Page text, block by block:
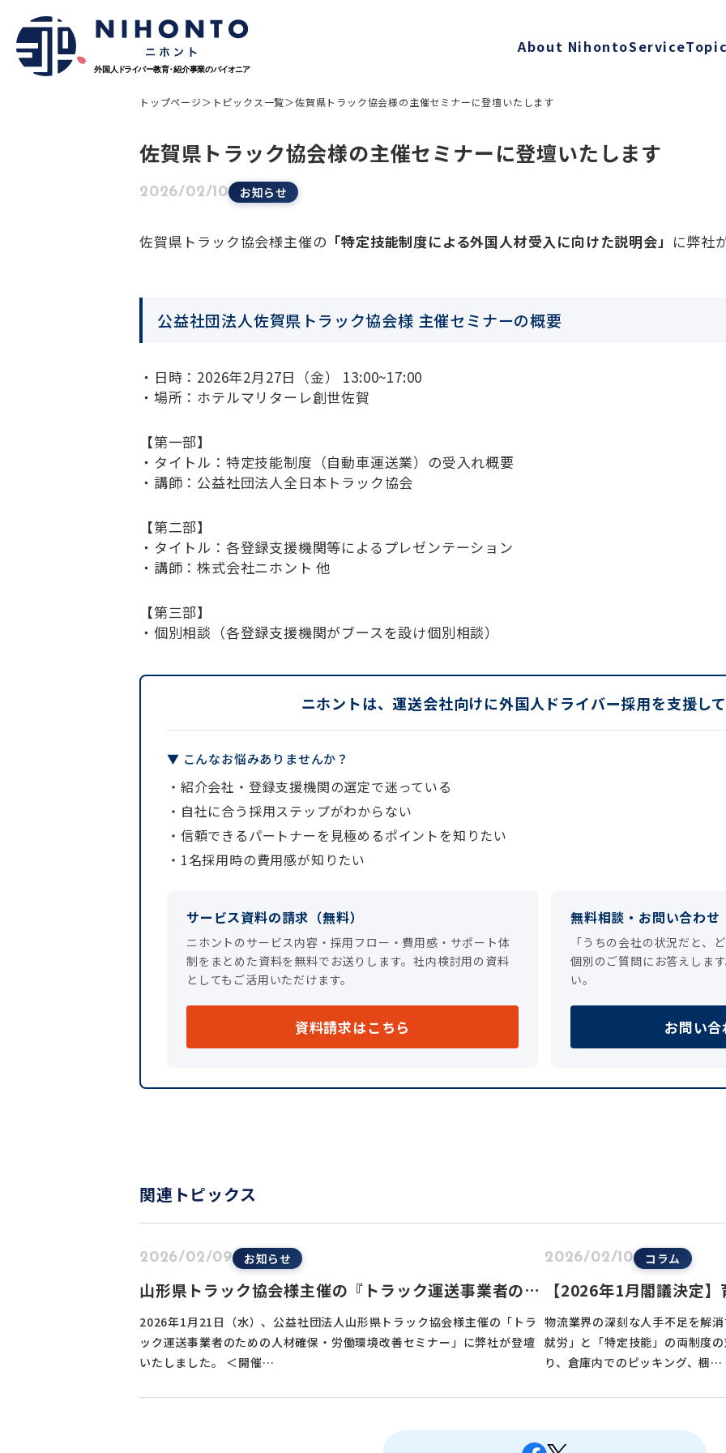
About NihontoService
About Nihonto
Service
人材紹介事業
外国人材コンサルティング事業
ペーパードライバー講習事業
Topics
Company
トップページ＞ トピックス一覧＞佐賀県トラック協会様の主催セミナーに登壇いたします
佐賀県トラック協会様の主催セミナーに登壇いたします
2026/02/10 お知らせ
佐賀県トラック協会様主催の 「特定技能制度による外国人材受入に向けた説明会」 に弊社
公益社団法人佐賀県トラック協会様 主催セミナーの概要
・日時：2026年2月27日（金） 13:00~17:00
・場所：ホテルマリターレ創世佐賀
【第一部】
・タイトル：特定技能制度（自動車運送業）の受入れ概要
・講師：公益社団法人全日本トラック協会
【第二部】
・タイトル：各登録支援機関等によるプレゼンテーション
・講師：株式会社ニホント 他
【第三部】
・個別相談（各登録支援機関がブースを設け個別相談）
ニホントは、運送会社向けに外国人ドライバー採用を支援し
▼ こんなお悩みありませんか？
・紹介会社・登録支援機関の選定で迷っている
・自社に合う採用ステップがわからない
・信頼できるパートナーを見極めるポイントを知りたい
・1名採用時の費用感が知りたい
サービス資料の請求（無料）
ニホントのサービス内容・採用フロー・費用感・サポート体
制をまとめた資料を無料でお送りします。社内検討用の資料
としてもご活用いただけます。
資料請求はこちら
無料相談・お問い合わせ
「うちの会社の状況だと、
個別のご質問にお答えしま
い。
お問い
関連トピックス
2026/02/09 お知らせ
山形県トラック協会様主催の『トラック運送事業者のた
した
2026年1月21日（水）、公益社団法人山形県トラック協会様主催の「トラ
ック運送事業者のための人材確保・労働環境改善セミナー」に弊社が登壇
いたしました。 ＜開催…
2026/02/10 コラム
【2026年1月閣議決定
物流業界の深刻な人手不足を解
就労」と「特定技能」の両制度
り、倉庫内でのピッキング、梱…